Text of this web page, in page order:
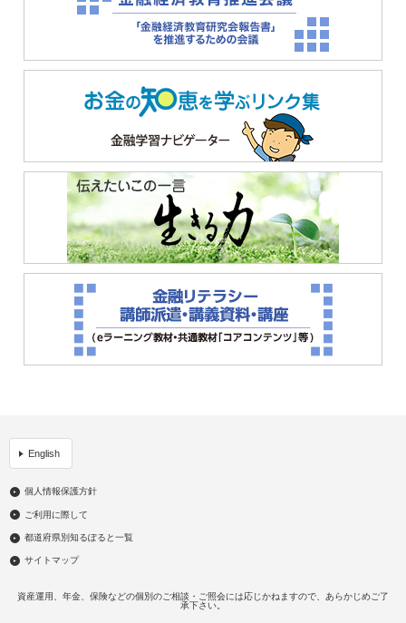
English
個人情報保護方針
ご利用に際して
都道府県別知るぽると一覧
サイトマップ
資産運用、年金、保険などの個別のご相談・ご照会には応じかねますので、あらかじめご了
承下さい。